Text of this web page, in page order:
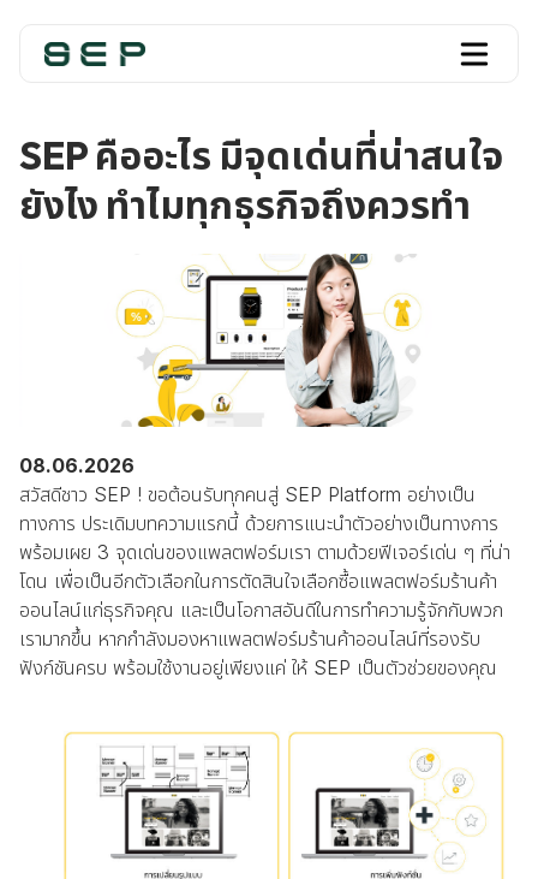
SEP คืออะไร มีจุดเด่นที่น่าสนใจ
ยังไง ทำไมทุกธุรกิจถึงควรทำ
08.06.2026
สวัสดีชาว SEP ! ขอต้อนรับทุกคนสู่ SEP Platform อย่างเป็น
ทางการ ประเดิมบทความแรกนี้ ด้วยการแนะนำตัวอย่างเป็นทางการ
พร้อมเผย 3 จุดเด่นของแพลตฟอร์มเรา ตามด้วยฟีเจอร์เด่น ๆ ที่น่า
โดน เพื่อเป็นอีกตัวเลือกในการตัดสินใจเลือกซื้อแพลตฟอร์มร้านค้า
ออนไลน์แก่ธุรกิจคุณ และเป็นโอกาสอันดีในการทำความรู้จักกับพวก
เรามากขึ้น หากกำลังมองหาแพลตฟอร์มร้านค้าออนไลน์ที่รองรับ
ฟังก์ชันครบ พร้อมใช้งานอยู่เพียงแค่ ให้ SEP เป็นตัวช่วยของคุณ